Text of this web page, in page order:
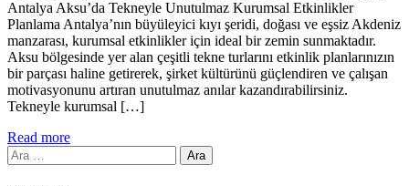
Antalya Aksu’da Tekneyle Unutulmaz Kurumsal Etkinlikler
Planlama Antalya’nın büyüleyici kıyı şeridi, doğası ve eşsiz Akdeniz
manzarası, kurumsal etkinlikler için ideal bir zemin sunmaktadır.
Aksu bölgesinde yer alan çeşitli tekne turlarını etkinlik planlarınızın
bir parçası haline getirerek, şirket kültürünü güçlendiren ve çalışan
motivasyonunu artıran unutulmaz anılar kazandırabilirsiniz.
Tekneyle kurumsal […]
Read more
Arama: